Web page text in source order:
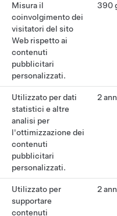
Misura il
coinvolgimento dei
visitatori del sito
Web rispetto ai
contenuti
pubblicitari
personalizzati.
390
Utilizzato per dati
statistici e altre
analisi per
l'ottimizzazione dei
contenuti
pubblicitari
personalizzati.
2
Utilizzato per
supportare
contenuti
2